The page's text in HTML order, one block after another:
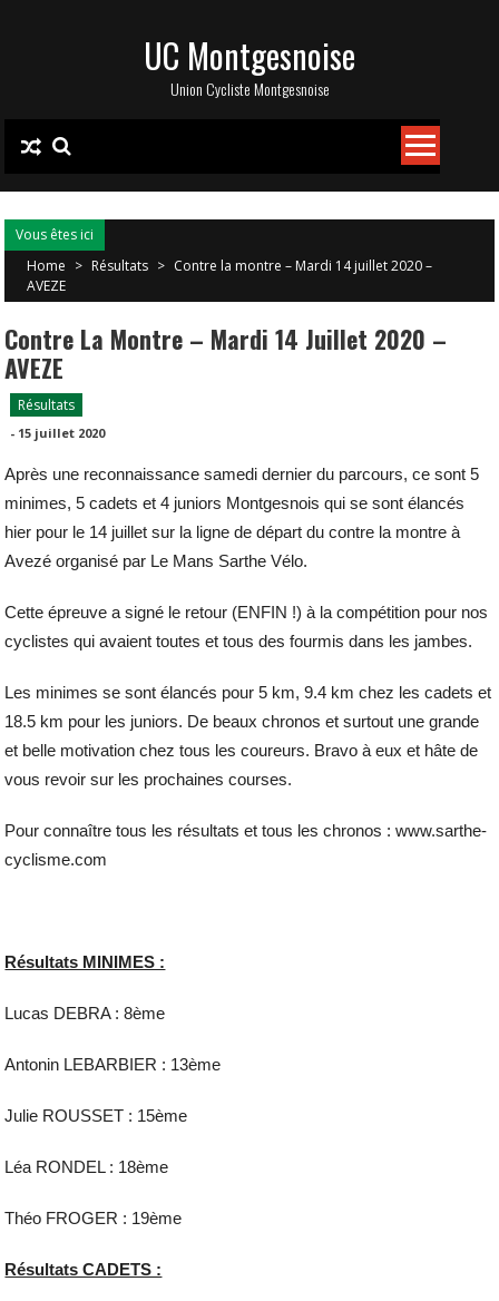
UC Montgesnoise
Union Cycliste Montgesnoise
Vous êtes ici
Home > Résultats > Contre la montre – Mardi 14 juillet 2020 –
AVEZE
Contre La Montre – Mardi 14 Juillet 2020 –
AVEZE
Résultats
- 15 juillet 2020
Après une reconnaissance samedi dernier du parcours, ce sont 5
minimes, 5 cadets et 4 juniors Montgesnois qui se sont élancés
hier pour le 14 juillet sur la ligne de départ du contre la montre à
Avezé organisé par Le Mans Sarthe Vélo.
Cette épreuve a signé le retour (ENFIN !) à la compétition pour nos
cyclistes qui avaient toutes et tous des fourmis dans les jambes.
Les minimes se sont élancés pour 5 km, 9.4 km chez les cadets et
18.5 km pour les juniors. De beaux chronos et surtout une grande
et belle motivation chez tous les coureurs. Bravo à eux et hâte de
vous revoir sur les prochaines courses.
Pour connaître tous les résultats et tous les chronos : www.sarthe-
cyclisme.com
Résultats MINIMES :
Lucas DEBRA : 8ème
Antonin LEBARBIER : 13ème
Julie ROUSSET : 15ème
Léa RONDEL : 18ème
Théo FROGER : 19ème
Résultats CADETS :